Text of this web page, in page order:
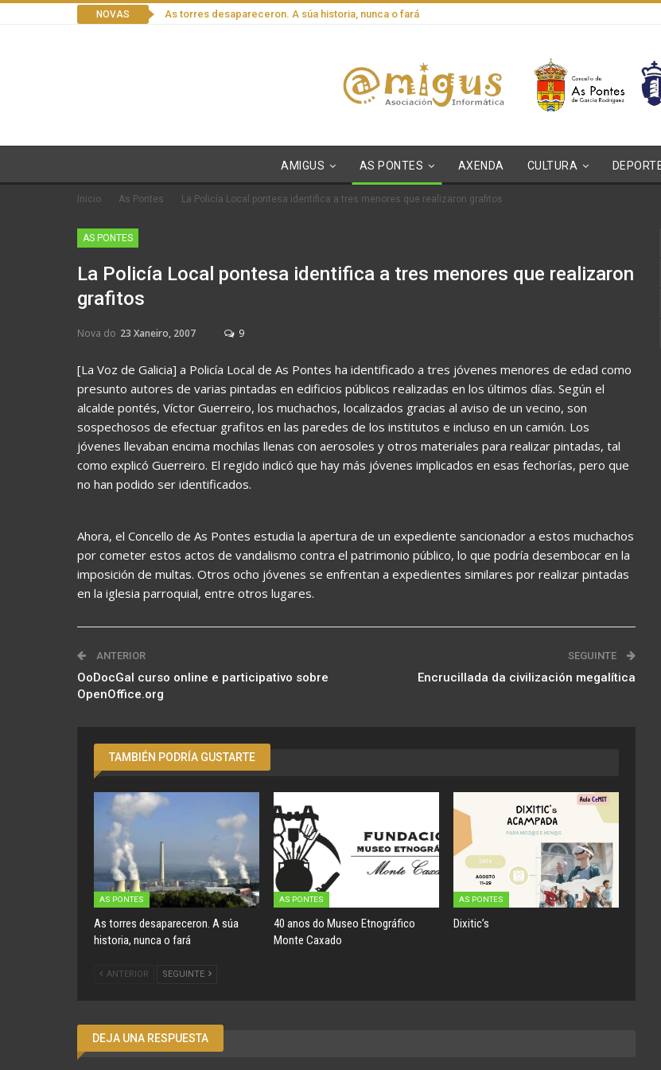
NOVAS As torres desapareceron. A súa historia, nunca o fará
AMIGUS AS PONTES AXENDA CULTURA
Inicio As Pontes La Policía Local pontesa identifica a tres menores que realizaron grafitos
AS PONTES
La Policía Local pontesa identifica a tres menores que realizaron
grafitos
Nova do 23 Xaneiro, 2007 9
[La Voz de Galicia] a Policía Local de As Pontes ha identificado a tres jóvenes menores de edad como
presunto autores de varias pintadas en edificios públicos realizadas en los últimos días. Según el
alcalde pontés, Víctor Guerreiro, los muchachos, localizados gracias al aviso de un vecino, son
sospechosos de efectuar grafitos en las paredes de los institutos e incluso en un camión. Los
jóvenes llevaban encima mochilas llenas con aerosoles y otros materiales para realizar pintadas, tal
como explicó Guerreiro. El regido indicó que hay más jóvenes implicados en esas fechorías, pero que
no han podido ser identificados.
Ahora, el Concello de As Pontes estudia la apertura de un expediente sancionador a estos muchachos
por cometer estos actos de vandalismo contra el patrimonio público, lo que podría desembocar en la
imposición de multas. Otros ocho jóvenes se enfrentan a expedientes similares por realizar pintadas
en la iglesia parroquial, entre otros lugares.
ANTERIOR
OoDocGal curso online e participativo sobre
OpenOffice.org
SEGUINTE
Encrucillada da civilización megalítica
TAMBIÉN PODRÍA GUSTARTE
AS PONTES
As torres desapareceron. A súa
historia, nunca o fará
AS PONTES
40 anos do Museo Etnográfico
Monte Caxado
AS PONTES
Dixitic’s
ANTERIOR SEGUINTE
DEJA UNA RESPUESTA